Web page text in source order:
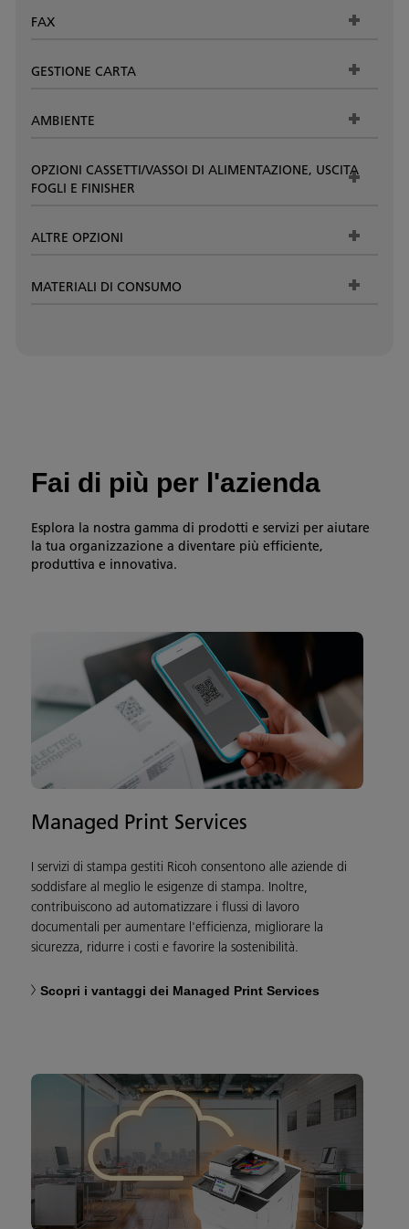
FAX
GESTIONE CARTA
AMBIENTE
OPZIONI CASSETTI/VASSOI DI ALIMENTAZIONE, USCITA
FOGLI E FINISHER
ALTRE OPZIONI
MATERIALI DI CONSUMO
Fai di più per l'azienda
Esplora la nostra gamma di prodotti e servizi per aiutare
la tua organizzazione a diventare più efficiente,
produttiva e innovativa.
Managed Print Services
I servizi di stampa gestiti Ricoh consentono alle aziende di
soddisfare al meglio le esigenze di stampa. Inoltre,
contribuiscono ad automatizzare i flussi di lavoro
documentali per aumentare l'efficienza, migliorare la
sicurezza, ridurre i costi e favorire la sostenibilità.
Scopri i vantaggi dei Managed Print Services